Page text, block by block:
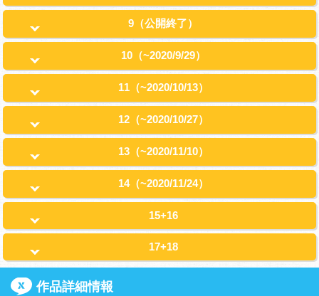
9（公開終了）
10（~2020/9/29）
11（~2020/10/13）
12（~2020/10/27）
13（~2020/11/10）
14（~2020/11/24）
15+16
17+18
作品詳細情報